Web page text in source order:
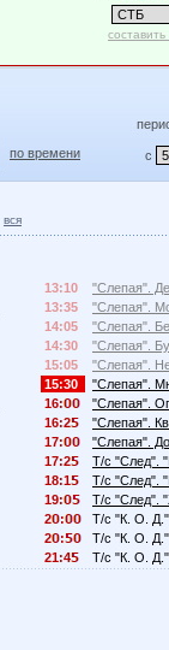
по времени с
вся
13:10
"Слепая".
13:35
"Слепая".
14:05
"Слепая".
14:30
"Слепая".
15:05
"Слепая".
15:30
"Слепая".
16:
"Слепая".
16:2
"Слепая".
17:
"Слепая".
17:2
Т/с "След".
18:1
Т/с "След".
19:
Т/с "След".
2
:
Т/с "К. О.
2
:
Т/с "К. О.
21:4
Т/с "К. О.